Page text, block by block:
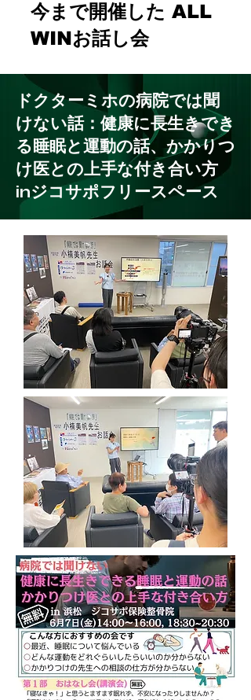
今まで開催した ALL
WINお話し会
ドクターミホの病院では聞
けない話：健康に長生きでき
る睡眠と運動の話、かかりつ
け医との上手な付き合い方
inジコサポフリースペース